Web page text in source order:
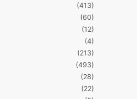
(413)
(60)
(12)
(4)
(213)
(493)
(28)
(22)